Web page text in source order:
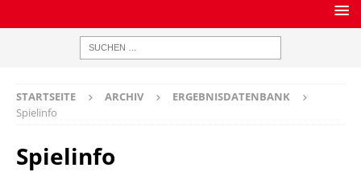
STARTSEITE ARCHIV
ERGEBNISDATENBANK
Spielinfo
Spielinfo